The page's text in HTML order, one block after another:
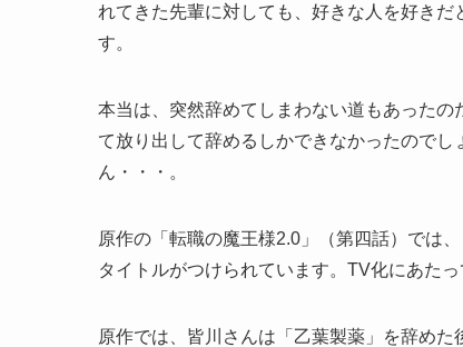
れてきた先輩に対しても、好きな人を好き
す。
本当は、突然辞めてしまわない道もあった
て放り出して辞めるしかできなかったので
ん・・・。
原作の「転職の魔王様2.0」（第四話）では
タイトルがつけられています。TV化にあた
原作では、皆川さんは「乙葉製薬」を辞め